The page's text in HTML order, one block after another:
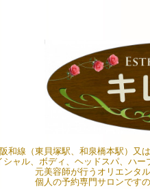
和線（東貝塚駅、和泉橋本駅）又
ャル、ボディ、ヘッドスパ、ハ
元美容師が行うオリエンタ
個人の予約専門サロンです